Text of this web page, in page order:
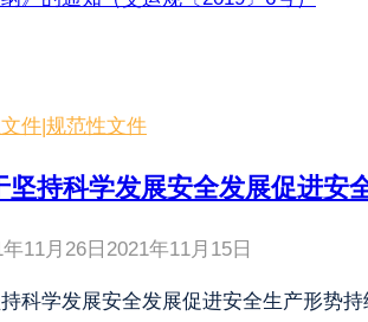
件 规范性文件
坚持科学发展安全发展促进安
11月26日 2021年11月15日
科学发展安全发展促进安全生产形势